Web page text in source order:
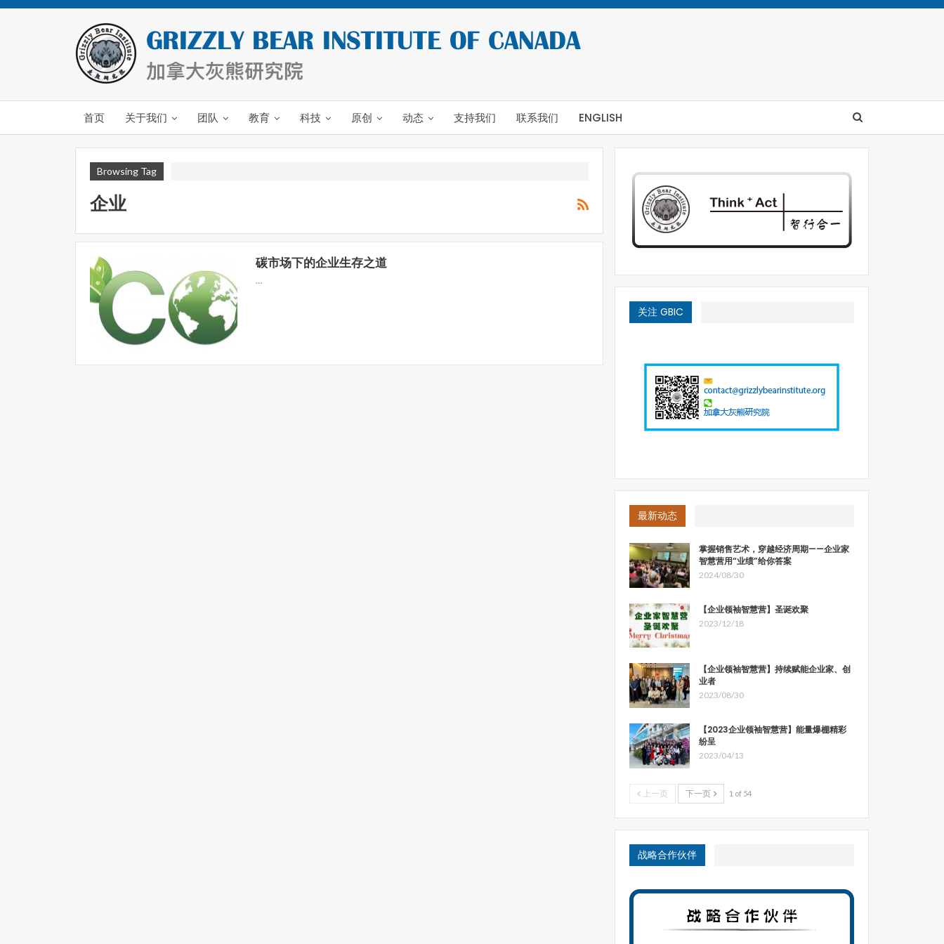
首页 关于我们 团队 教育 科技 原创 动态 支持我们 联系我们 ENGLISH
Browsing Tag
企业
碳市场下的企业生存之道
…
关注 GBIC
最新动态
掌握销售艺术，穿越经济周期——企业家
智慧营用“业绩”给你答案
2024/08/30
【企业领袖智慧营】圣诞欢聚
2023/12/18
【企业领袖智慧营】持续赋能企业家、创
业者
2023/08/30
【2023企业领袖智慧营】能量爆棚精彩
纷呈
2023/04/13
上一页 下一页 1 of 54
战略合作伙伴